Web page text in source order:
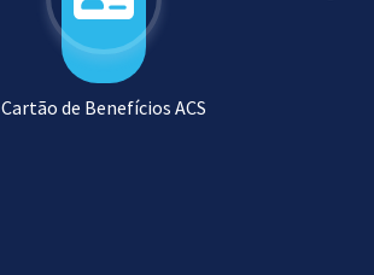
Cartão de Benefícios ACS